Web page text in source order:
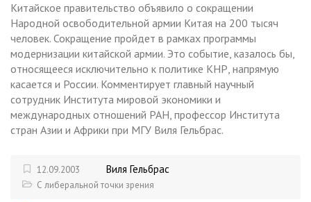
Китайское правительство объявило о сокращении
Народной освободительной армии Китая на 200 тысяч
человек. Сокращение пройдет в рамках программы
модернизации китайской армии. Это событие, казалось бы,
относящееся исключительно к политике КНР, напрямую
касается и России. Комментирует главный научный
сотрудник Института мировой экономики и
международных отношений РАН, профессор Института
стран Азии и Африки при МГУ Виля Гельбрас.
12.09.2003 Виля Гельбрас
С либеральной точки зрения